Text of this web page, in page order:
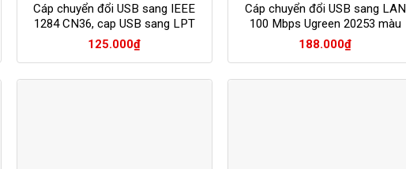
Cáp chuyển đổi USB sang IEEE
1284 CN36, cap USB sang LPT
125.000₫
Cáp chuyển đổi USB sang LAN
100 Mbps Ugreen 20253 màu
trắng
188.000₫